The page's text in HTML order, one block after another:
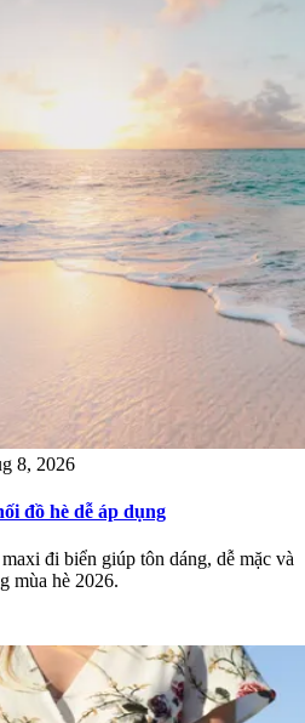
8, 2026
đồ hè dễ áp dụng
đi biển giúp tôn dáng, dễ mặc và
mùa hè 2026.